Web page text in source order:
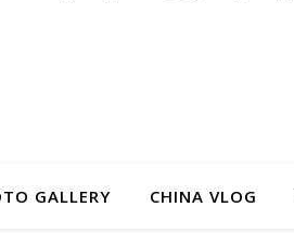
GALLERY CHINA VLOG